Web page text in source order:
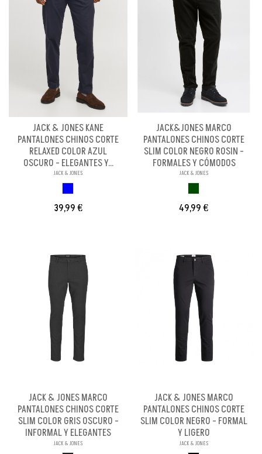
JACK & JONES KANE
PANTALONES CHINOS CORTE
RELAXED COLOR AZUL
OSCURO - ELEGANTES Y...
JACK & JONES
39,99 €
JACK&JONES MARCO
PANTALONES CHINOS CORTE
SLIM COLOR NEGRO ROSIN -
FORMALES Y CÓMODOS
JACK & JONES
49,99 €
JACK & JONES MARCO
PANTALONES CHINOS CORTE
SLIM COLOR GRIS OSCURO -
INFORMAL Y ELEGANTES
JACK & JONES
JACK & JONES MARCO
PANTALONES CHINOS CORTE
SLIM COLOR NEGRO - FORMAL
Y LIGERO
JACK & JONES